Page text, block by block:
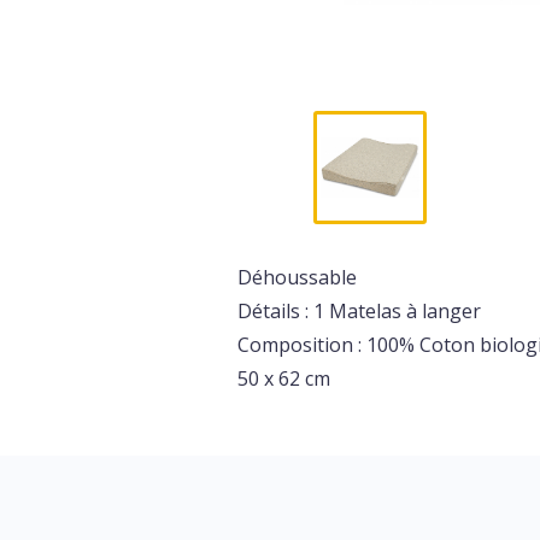
Déhoussable
Détails : 1 Matelas à langer
Composition : 100% Coton
50 x 62 cm